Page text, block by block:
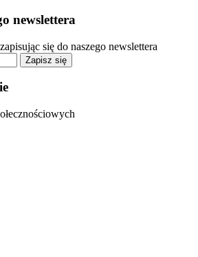
newslettera
się do naszego newslettera
Zapisz się